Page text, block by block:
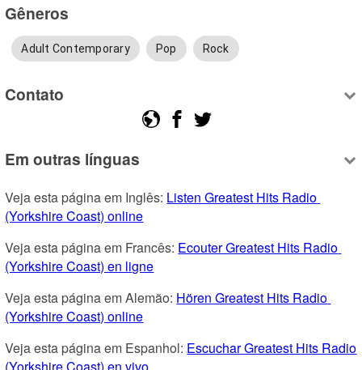
Gêneros
Adult Contemporary Pop Rock
Contato
Em outras línguas
Veja esta página em Inglês: Listen Greatest Hits Radio
(Yorkshire Coast) online
Veja esta página em Francês: Ecouter Greatest Hits Radio
(Yorkshire Coast) en ligne
Veja esta página em Alemão: Hören Greatest Hits Radio
(Yorkshire Coast) online
Veja esta página em Espanhol: Escuchar Greatest Hits Radio
(Yorkshire Coast) en vivo